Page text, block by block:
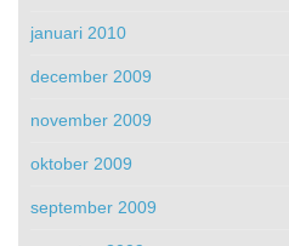
januari 2010
december 2009
november 2009
oktober 2009
september 2009